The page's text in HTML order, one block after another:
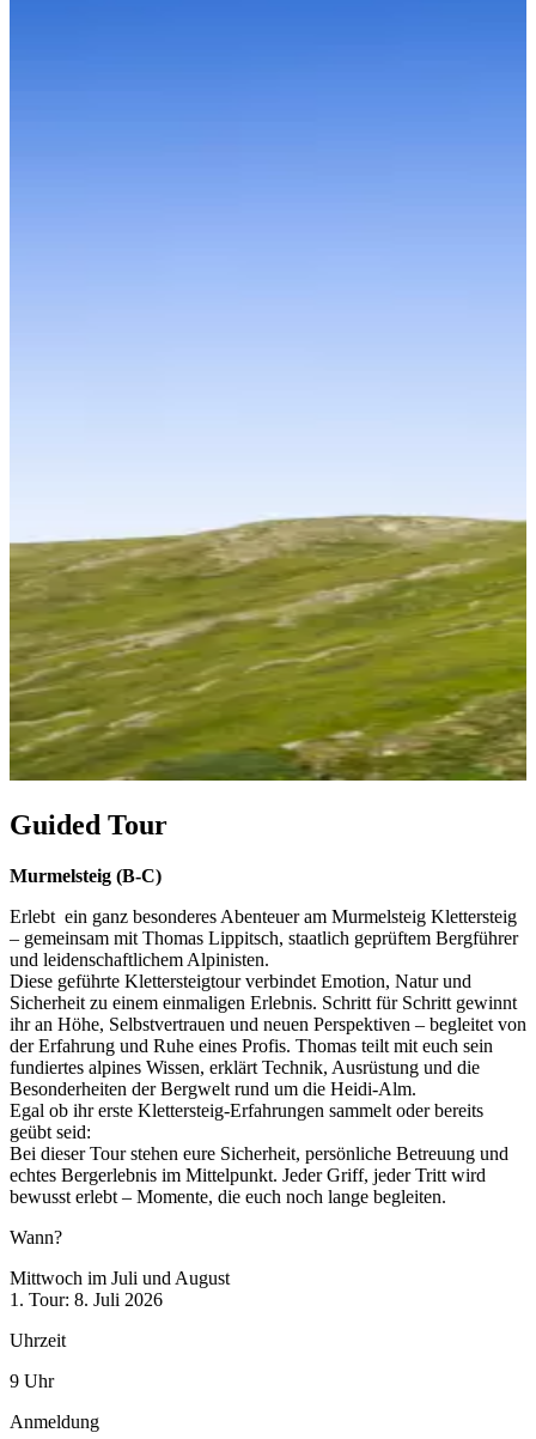
Guided Tour
Murmelsteig (B-C)
Erlebt ein ganz besonderes Abenteuer am Murmelsteig Klettersteig
– gemeinsam mit Thomas Lippitsch, staatlich geprüftem Bergführer
und leidenschaftlichem Alpinisten.
Diese geführte Klettersteigtour verbindet Emotion, Natur und
Sicherheit zu einem einmaligen Erlebnis. Schritt für Schritt gewinnt
ihr an Höhe, Selbstvertrauen und neuen Perspektiven – begleitet von
der Erfahrung und Ruhe eines Profis. Thomas teilt mit euch sein
fundiertes alpines Wissen, erklärt Technik, Ausrüstung und die
Besonderheiten der Bergwelt rund um die Heidi-Alm.
Egal ob ihr erste Klettersteig-Erfahrungen sammelt oder bereits
geübt seid:
Bei dieser Tour stehen eure Sicherheit, persönliche Betreuung und
echtes Bergerlebnis im Mittelpunkt. Jeder Griff, jeder Tritt wird
bewusst erlebt – Momente, die euch noch lange begleiten.
Wann?
Mittwoch im Juli und August
1. Tour: 8. Juli 2026
Uhrzeit
9 Uhr
Anmeldung